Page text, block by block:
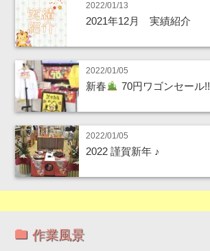
2022/01/13
2021年12月 実績紹介
2022/01/05
新春 70円ワゴンセール!!
2022/01/05
2022 謹賀新年 ♪
作業風景